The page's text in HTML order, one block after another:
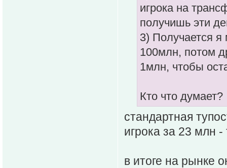
игрока на
получишь эти
3) Получается я
100млн, потом
1млн, чтобы
Кто что думает?
стандартная
игрока за 23 млн
в итоге на рынке